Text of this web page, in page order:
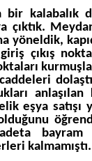
bir kalabalık
çıktık.
yöneldik,
çıkış
eşya satışı
kalmamıştı.